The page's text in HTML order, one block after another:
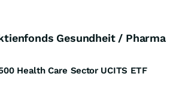
Gesundheit / Pharma
Health Care Sector UCITS ETF